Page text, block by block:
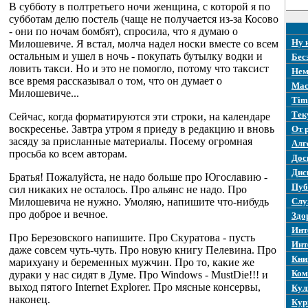
В субботу в полтретьего ночи женщина, с которой я по
субботам делю постель (чаще не получается из-за Косово
- они по ночам бомбят), спросила, что я думаю о
Милошевиче. Я встал, молча надел носки вместе со всем
остальным и ушел в ночь - покупать бутылку водки и
ловить такси. Но и это не помогло, потому что таксист
все время рассказывал о том, что он думает о
Милошевиче...
Сейчас, когда форматируются эти строки, на календаре
воскресенье. Завтра утром я приеду в редакцию и вновь
засяду за присланные материалы. Посему огромная
просьба ко всем авторам.
Братья! Пожалуйста, не надо больше про Югославию -
сил никаких не осталось. Про альянс не надо. Про
Милошевича не нужно. Умоляю, напишите что-нибудь
про доброе и вечное.
Про Березовского напишите. Про Скуратова - пусть
даже совсем чуть-чуть. Про новую книгу Пелевина. Про
марихуану и беременных мужчин. Про то, какие же
дураки у нас сидят в Думе. Про Windows - MustDie!!! и
выход пятого Internet Explorer. Про мясные консервы,
наконец.
Ну
От